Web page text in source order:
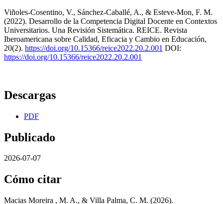
Viñoles-Cosentino, V., Sánchez-Caballé, A., & Esteve-Mon, F. M.
(2022). Desarrollo de la Competencia Digital Docente en Contextos
Universitarios. Una Revisión Sistemática. REICE. Revista
Iberoamericana sobre Calidad, Eficacia y Cambio en Educación,
20(2). https://doi.org/10.15366/reice2022.20.2.001 DOI:
https://doi.org/10.15366/reice2022.20.2.001
Descargas
PDF
Publicado
2026-07-07
Cómo citar
Macias Moreira , M. A., & Villa Palma, C. M. (2026).